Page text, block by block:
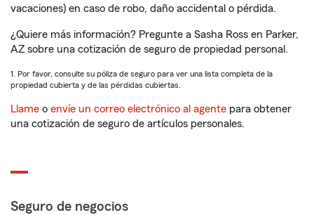
vacaciones) en caso de robo, daño accidental o pérdida.
¿Quiere más información? Pregunte a Sasha Ross en Parker,
AZ sobre una cotización de seguro de propiedad personal.
1. Por favor, consulte su póliza de seguro para ver una lista completa de la
propiedad cubierta y de las pérdidas cubiertas.
Llame o envíe un correo electrónico al agente para obtener
una cotización de seguro de artículos personales.
Seguro de negocios